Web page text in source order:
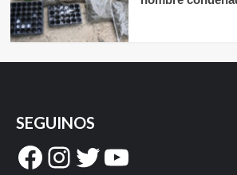
SEGUINOS
Facebook
Instagram
Twitter
YouTube